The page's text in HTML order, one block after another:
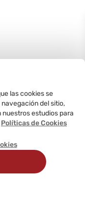
las cookies se
del sitio,
nuestros estudios para
Políticas de Cookies